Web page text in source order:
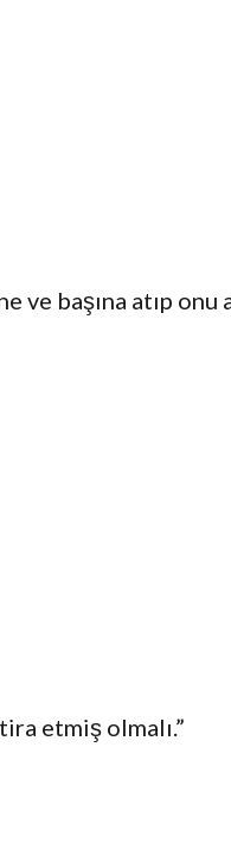
başına atıp onu
etmiş olmalı.”